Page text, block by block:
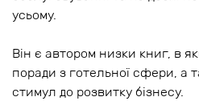
усьому.
Він є автором низки книг, в
поради з готельної сфери, а
стимул до розвитку бізнесу.